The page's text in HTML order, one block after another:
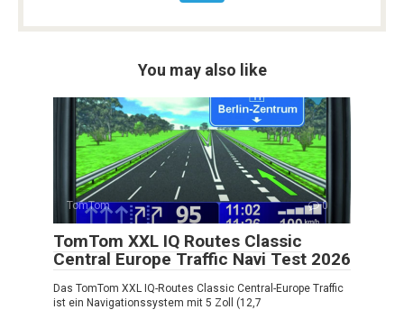
You may also like
TomTom 0
TomTom XXL IQ Routes Classic
Central Europe Traffic Navi Test 2026
Das TomTom XXL IQ-Routes Classic Central-Europe Traffic
ist ein Navigationssystem mit 5 Zoll (12,7